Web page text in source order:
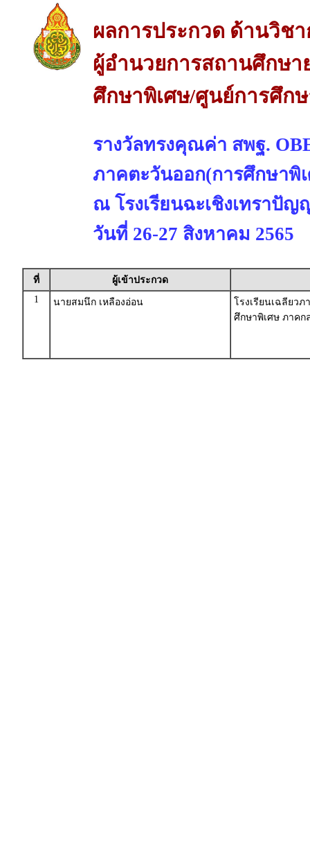
ผลการประกวด ด้านวิชา
ผู้อำนวยการสถานศึกษา
ศึกษาพิเศษ/ศูนย์การศึก
รางวัลทรงคุณค่า สพฐ.
ภาคตะวันออก(การศึกษาพิ
ณ โรงเรียนฉะเชิงเทราปัญ
วันที่ 26-27 สิงหาคม 2565
ที่
ผู้เข้าประกวด
1
นายสมนึก เหลืองอ่อน
โรงเรียนเฉลียว
ศึกษาพิเศษ ภาคก